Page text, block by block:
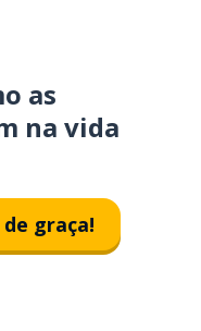
as
na vida
graça!